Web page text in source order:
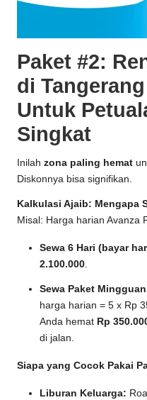
Paket #2:
di
Untuk
Singkat
Inilah zona paling hemat
Diskonnya bisa signifikan.
Kalkulasi Ajaib: Mengapa
Misal: Harga harian Avanza
Sewa 6 Hari (bayar
2.100.000.
Sewa Paket
harga harian = 5 x Rp
Anda hemat Rp
di jalan.
Siapa yang Cocok Pakai
Liburan Keluarga: